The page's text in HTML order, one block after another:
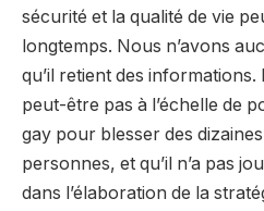
sécurité et la qualité de vie
longtemps. Nous n’avons
qu’il retient des informations.
peut-être pas à l’échelle de
gay pour blesser des
personnes, et qu’il n’a pas
dans l’élaboration de la